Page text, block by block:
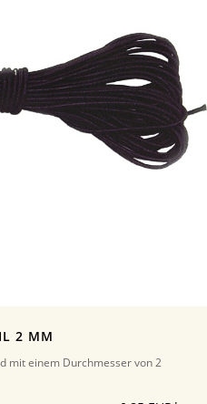
2 MM
mit einem Durchmesser von 2